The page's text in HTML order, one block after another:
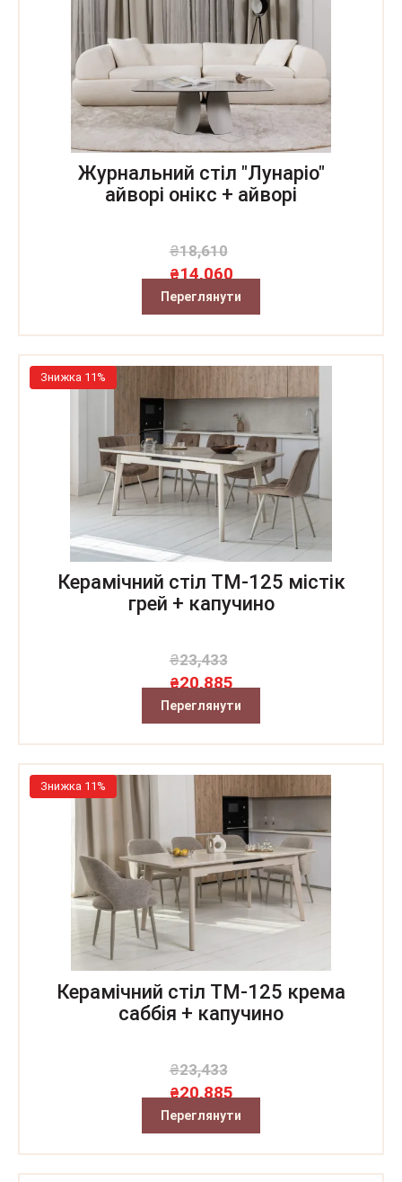
Журнальний стіл "Лунаріо"
айворі онікс + айворі
₴18,610
₴14,060
Переглянути
Знижка 11%
Керамічний стіл TM-125 містік
грей + капучино
₴23,433
₴20,885
Переглянути
Знижка 11%
Керамічний стіл TM-125 крема
саббія + капучино
₴23,433
₴20,885
Переглянути